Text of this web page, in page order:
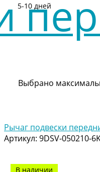
5-10 дней
Выбрано
Рычаг подвески
Артикул: 9DSV-050210-
В наличии